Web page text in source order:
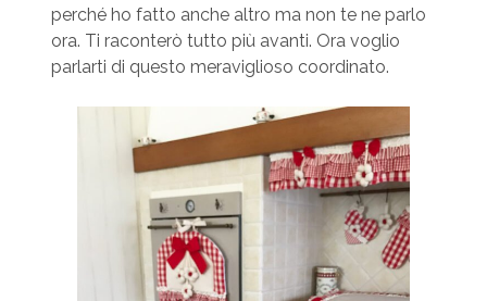
perché ho fatto anche altro ma non te ne parlo
ora. Ti raconterò tutto più avanti. Ora voglio
parlarti di questo meraviglioso coordinato.